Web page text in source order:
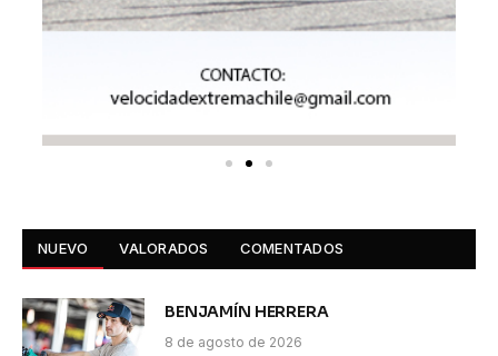
NUEVO VALORADOS COMENTADOS
BENJAMÍN HERRERA
8 de agosto de 2026